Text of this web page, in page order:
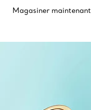
Magasiner maintenant